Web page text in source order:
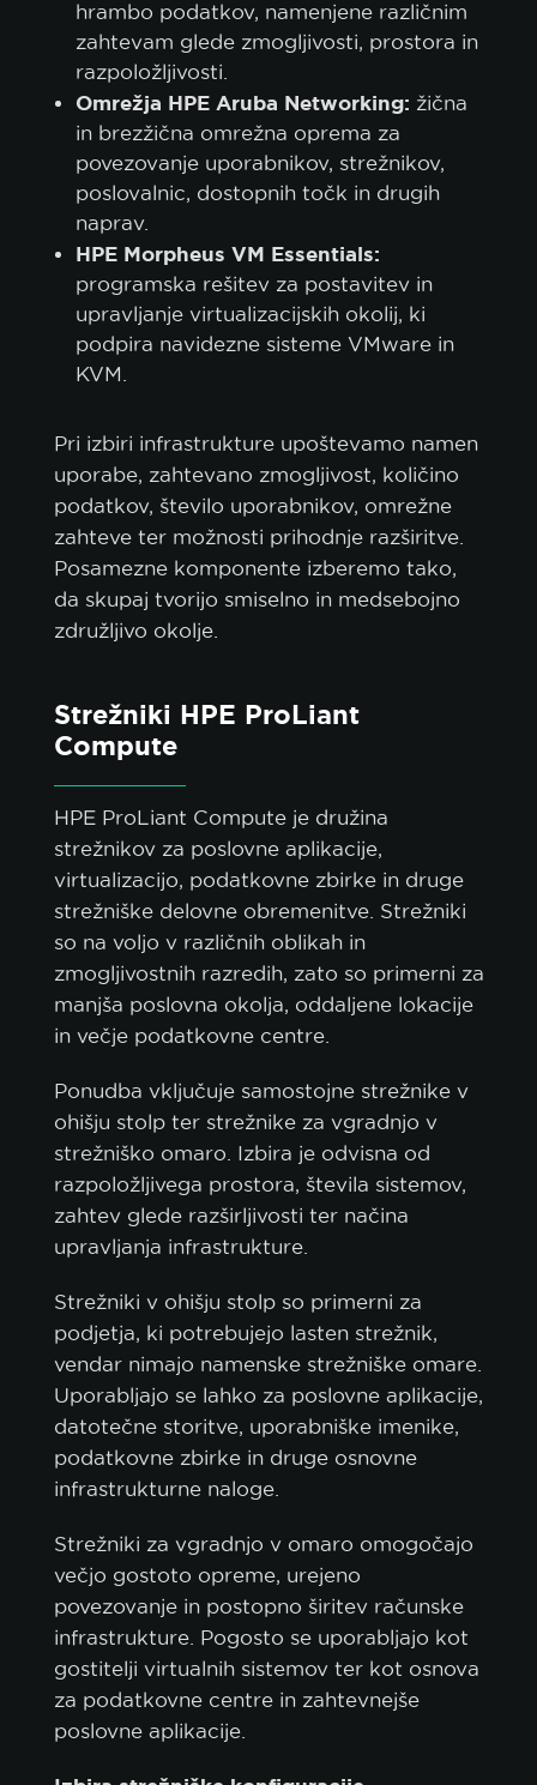
hrambo podatkov, namenjene različnim
zahtevam glede zmogljivosti, prostora in
razpoložljivosti.
Omrežja HPE Aruba Networking: žična
in brezžična omrežna oprema za
povezovanje uporabnikov, strežnikov,
poslovalnic, dostopnih točk in drugih
naprav.
HPE Morpheus VM Essentials:
programska rešitev za postavitev in
upravljanje virtualizacijskih okolij, ki
podpira navidezne sisteme VMware in
KVM.
Pri izbiri infrastrukture upoštevamo namen
uporabe, zahtevano zmogljivost, količino
podatkov, število uporabnikov, omrežne
zahteve ter možnosti prihodnje razširitve.
Posamezne komponente izberemo tako,
da skupaj tvorijo smiselno in medsebojno
združljivo okolje.
Strežniki HPE ProLiant
Compute
HPE ProLiant Compute je družina
strežnikov za poslovne aplikacije,
virtualizacijo, podatkovne zbirke in druge
strežniške delovne obremenitve. Strežniki
so na voljo v različnih oblikah in
zmogljivostnih razredih, zato so primerni za
manjša poslovna okolja, oddaljene lokacije
in večje podatkovne centre.
Ponudba vključuje samostojne strežnike v
ohišju stolp ter strežnike za vgradnjo v
strežniško omaro. Izbira je odvisna od
razpoložljivega prostora, števila sistemov,
zahtev glede razširljivosti ter načina
upravljanja infrastrukture.
Strežniki v ohišju stolp so primerni za
podjetja, ki potrebujejo lasten strežnik,
vendar nimajo namenske strežniške omare.
Uporabljajo se lahko za poslovne aplikacije,
datotečne storitve, uporabniške imenike,
podatkovne zbirke in druge osnovne
infrastrukturne naloge.
Strežniki za vgradnjo v omaro omogočajo
večjo gostoto opreme, urejeno
povezovanje in postopno širitev računske
infrastrukture. Pogosto se uporabljajo kot
gostitelji virtualnih sistemov ter kot osnova
za podatkovne centre in zahtevnejše
poslovne aplikacije.